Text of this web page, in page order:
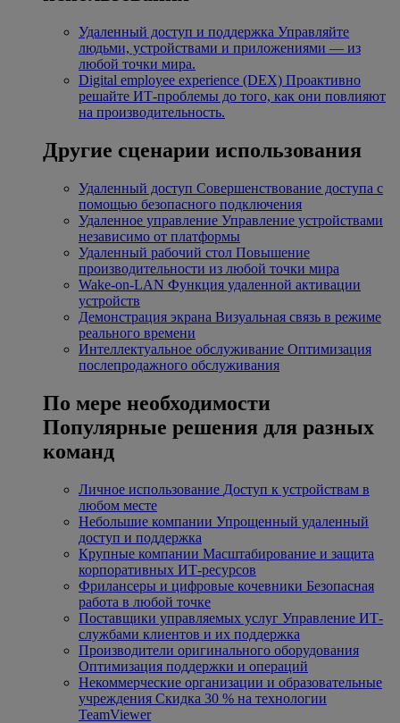
Удаленный доступ и поддержка Управляйте
людьми, устройствами и приложениями — из
любой точки мира.
Digital employee experience (DEX) Проактивно
решайте ИТ-проблемы до того, как они повлияют
на производительность.
Другие сценарии использования
Удаленный доступ Совершенствование доступа с
помощью безопасного подключения
Удаленное управление Управление устройствами
независимо от платформы
Удаленный рабочий стол Повышение
производительности из любой точки мира
Wake-on-LAN Функция удаленной активации
устройств
Демонстрация экрана Визуальная связь в режиме
реального времени
Интеллектуальное обслуживание Оптимизация
послепродажного обслуживания
По мере необходимости
Популярные решения для разных
команд
Личное использование Доступ к устройствам в
любом месте
Небольшие компании Упрощенный удаленный
доступ и поддержка
Крупные компании Масштабирование и защита
корпоративных ИТ-ресурсов
Фрилансеры и цифровые кочевники Безопасная
работа в любой точке
Поставщики управляемых услуг Управление ИТ-
службами клиентов и их поддержка
Производители оригинального оборудования
Оптимизация поддержки и операций
Некоммерческие организации и образовательные
учреждения Скидка 30 % на технологии
TeamViewer